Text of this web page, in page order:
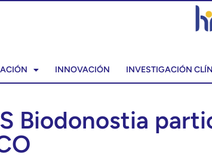
INNOVACIÓN INVESTIGACIÓN
Biodonostia